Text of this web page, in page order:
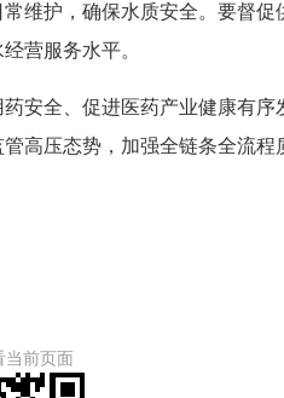
维护，确保水质安全。要督
营服务水平。
全、促进医药产业健康有序
高压态势，加强全链条全流
当前页面